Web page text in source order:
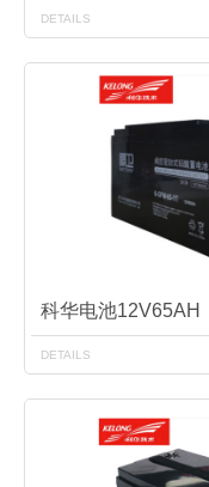
DETAILS
科华电池12V65AH
DETAILS